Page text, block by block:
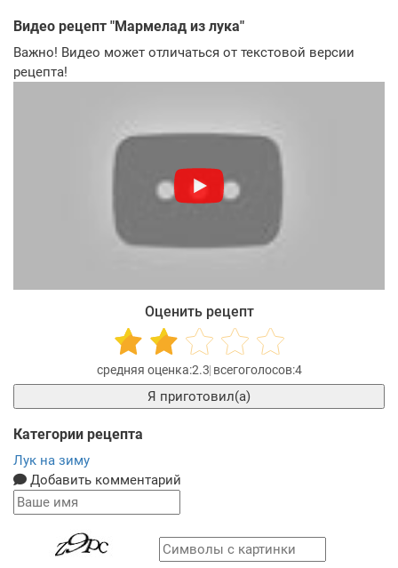
Видео рецепт "Мармелад из лука"
Важно! Видео может отличаться от текстовой версии
рецепта!
Оценить рецепт
2.3 4
Я приготовил(а)
Категории рецепта
Лук на зиму
Добавить комментарий